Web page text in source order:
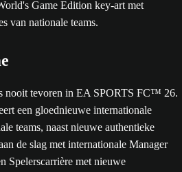
nooit tevoren in EA SPORTS FC™ 26.
een gloednieuwe internationale
teams, naast nieuwe authentieke
de slag met internationale Manager
Spelerscarrière met nieuwe